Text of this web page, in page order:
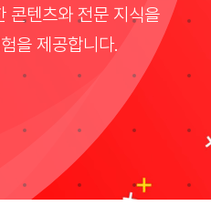
콘텐츠와 전문 지식을
을 제공합니다.